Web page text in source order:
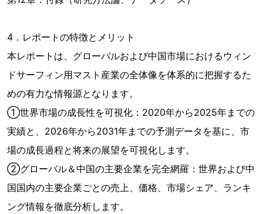
4．レポートの特徴とメリット
本レポートは、グローバルおよび中国市場におけるウィン
ドサーフィン用マスト産業の全体像を体系的に把握するた
めの有力な情報源となります。
①世界市場の成長性を可視化：2020年から2025年までの
実績と、2026年から2031年までの予測データを基に、市
場の成長過程と将来の展望を可視化します。
②グローバル＆中国の主要企業を完全網羅：世界および中
国国内の主要企業ごとの売上、価格、市場シェア、ランキ
ング情報を徹底分析します。